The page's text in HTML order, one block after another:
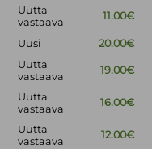
Uutta
vastaava
11.00€
Uusi 20.00€
Uutta
vastaava
19.00€
Uutta
vastaava
16.00€
Uutta
vastaava
12.00€